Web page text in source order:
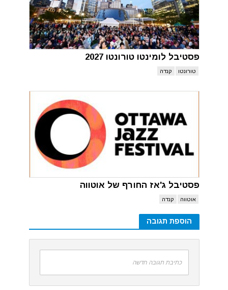
פסטיבל לומינטו טורונטו 2027
טורונטו קנדה
פסטיבל ג'אז החורף של אוטווה
אוטווה קנדה
הוספת תגובה
כתיבת תגובה חדשה